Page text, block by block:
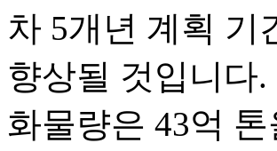
차 5개년 계획 기
향상될 것입니다
화물량은 43억